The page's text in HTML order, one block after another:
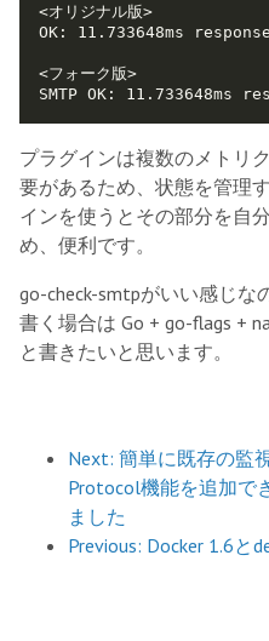
プラグインは複数のメトリ
要があるため、状態を管理
インを使うとその部分を自
め、便利です。
go-check-smtpがいい感じな
書く場合は Go + go-flags +
と書きたいと思います。
Next: 簡単に既存の監
Protocol機能を追加で
ました
Previous: Docker 1.6と